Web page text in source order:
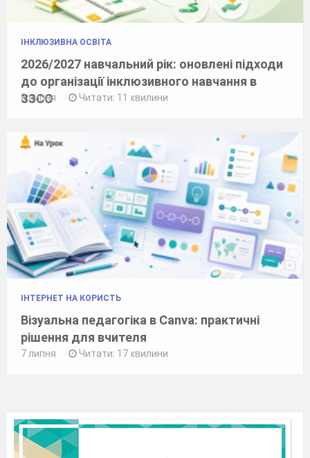
ІНКЛЮЗИВНА ОСВІТА
2026/2027 навчальний рік: оновлені підходи
до організації інклюзивного навчання в
ЗЗСО
8 липня Читати: 11 хвилини
ІНТЕРНЕТ НА КОРИСТЬ
Візуальна педагогіка в Canva: практичні
рішення для вчителя
7 липня Читати: 17 хвилини